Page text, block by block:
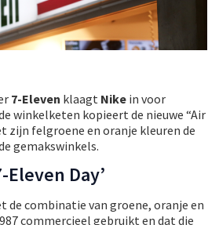
7-Eleven klaagt Nike in voor
winkelketen kopieert de nieuwe “Air
zijn felgroene en oranje kleuren de
gemakswinkels.
Eleven Day’
de combinatie van groene, oranje en
commercieel gebruikt en dat die